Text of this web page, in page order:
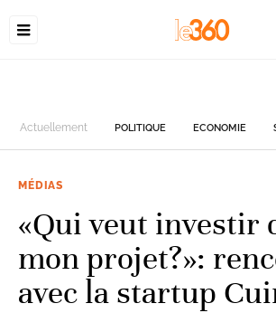
Actuellement POLITIQUE ECONOMIE
MÉDIAS
«Qui veut investir
mon projet?»:
avec la startup